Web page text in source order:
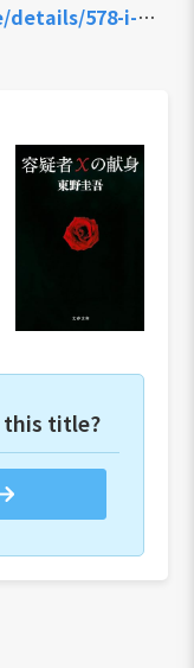
578-i-dyshuari-x
this title?